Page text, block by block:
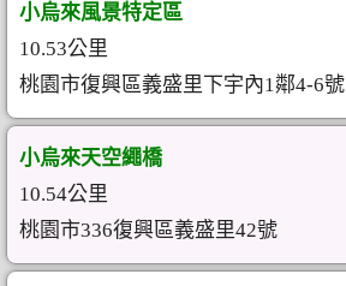
小烏來風景特定區
10.53公里
桃園市復興區義盛里下宇內1鄰4-6號
小烏來天空繩橋
10.54公里
桃園市336復興區義盛里42號